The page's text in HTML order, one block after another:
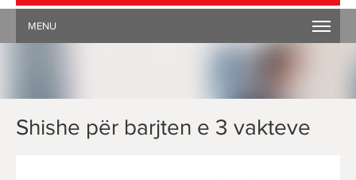
MENU
Shishe për barjten e 3 vakteve